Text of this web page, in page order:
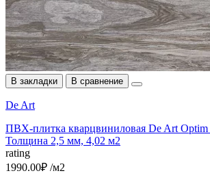
В закладки В сравнение
De Art
ПВХ-плитка кварцвиниловая De Art Optim
Толщина 2,5 мм, 4,02 м2
rating
1990.00₽ /м2